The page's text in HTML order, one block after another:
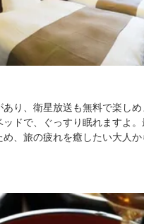
り、衛星放送も無料で楽し
ッドで、ぐっすり眠れますよ
め、旅の疲れを癒したい大人